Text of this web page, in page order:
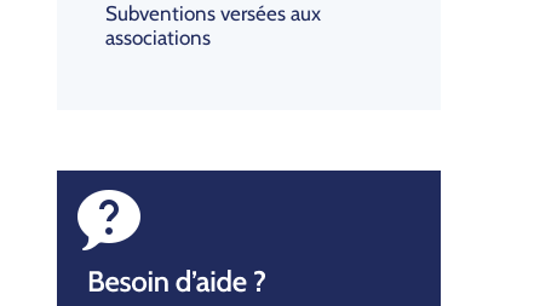
Subventions versées aux
associations